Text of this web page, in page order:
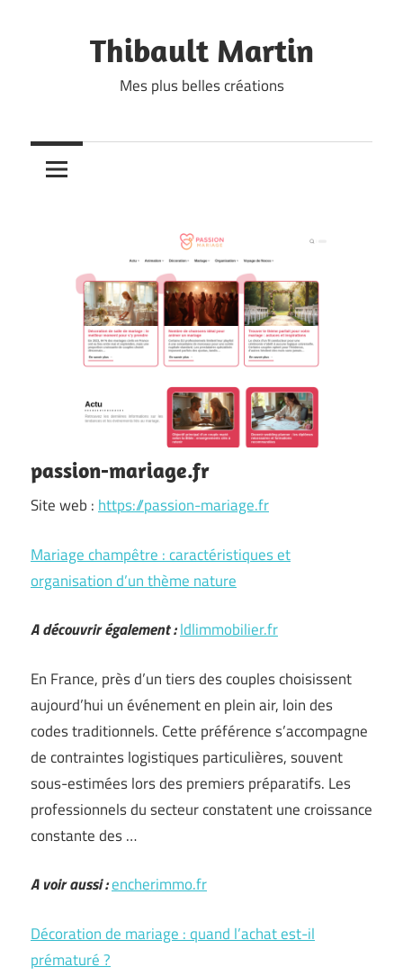
Thibault Martin
Mes plus belles créations
passion-mariage.fr
Site web : https://passion-mariage.fr
Mariage champêtre : caractéristiques et
organisation d’un thème nature
A découvrir également :ldlimmobilier.fr
En France, près d’un tiers des couples choisissent
aujourd’hui un événement en plein air, loin des
codes traditionnels. Cette préférence s’accompagne
de contraintes logistiques particulières, souvent
sous-estimées lors des premiers préparatifs. Les
professionnels du secteur constatent une croissance
constante des …
A voir aussi :encherimmo.fr
Décoration de mariage : quand l’achat est-il
prématuré ?